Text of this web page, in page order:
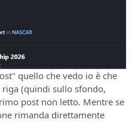
quello che vedo io è che
(quindi sullo sfondo,
post non letto. Mentre se
rimanda direttamente